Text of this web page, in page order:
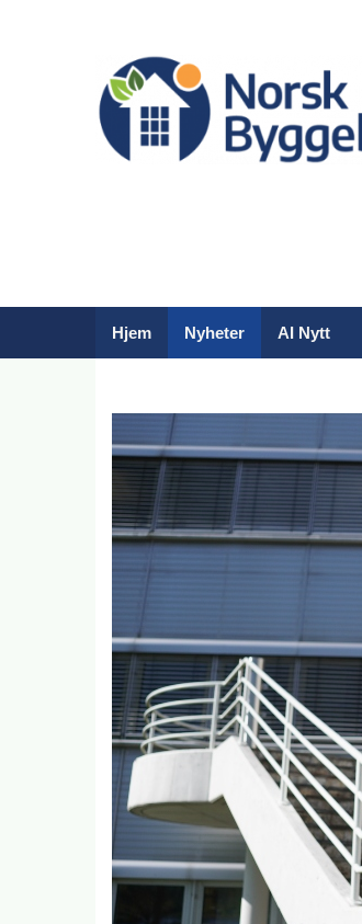
Hjem Nyheter AI Nytt